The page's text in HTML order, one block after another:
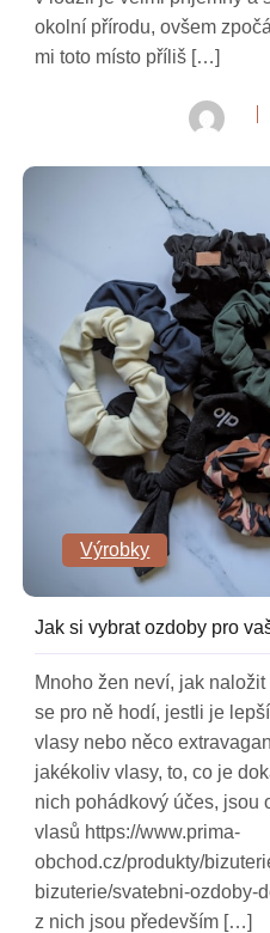
okolní přírodu, ovšem
mi toto místo příliš […]
Výrobky
Jak si vybrat ozdoby pro
Mnoho žen neví, jak
se pro ně hodí, jestli je
vlasy nebo něco
jakékoliv vlasy, to, co je
nich pohádkový účes, jsou
vlasů https://www.prima-
obchod.cz/produkty/
bizuterie/svatebni-ozdoby-
z nich jsou především […]